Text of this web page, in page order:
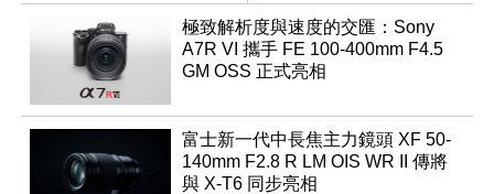
極致解析度與速度的交匯：Sony
A7R VI 攜手 FE 100-400mm F4.5
GM OSS 正式亮相
富士新一代中長焦主力鏡頭 XF 50-
140mm F2.8 R LM OIS WR II 傳將
與 X-T6 同步亮相